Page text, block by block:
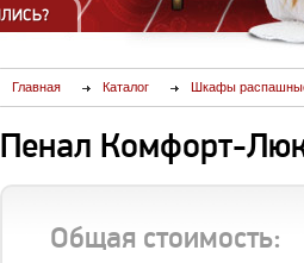
Главная Каталог Шкафы
Пенал Комфорт-
Общая стоимость: